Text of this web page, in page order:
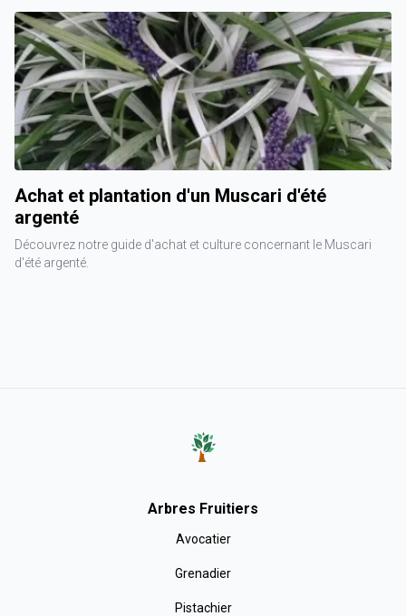
Achat et plantation d'un Muscari d'été
argenté
Découvrez notre guide d'achat et culture concernant le Muscari
d'été argenté.
Arbres Fruitiers
Avocatier
Grenadier
Pistachier